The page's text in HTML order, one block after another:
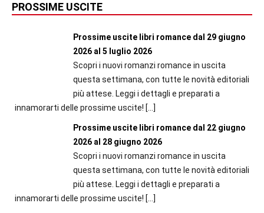
PROSSIME USCITE
Prossime uscite libri romance dal 29 giugno
2026 al 5 luglio 2026
Scopri i nuovi romanzi romance in uscita
questa settimana, con tutte le novità editoriali
più attese. Leggi i dettagli e preparati a
innamorarti delle prossime uscite! […]
Prossime uscite libri romance dal 22 giugno
2026 al 28 giugno 2026
Scopri i nuovi romanzi romance in uscita
questa settimana, con tutte le novità editoriali
più attese. Leggi i dettagli e preparati a
innamorarti delle prossime uscite! […]